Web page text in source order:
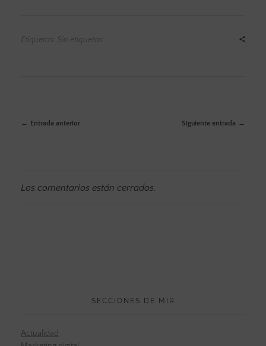
Etiquetas: Sin etiquetas
Entrada anterior Siguiente entrada
Los comentarios están cerrados.
SECCIONES DE MIR
Actualidad